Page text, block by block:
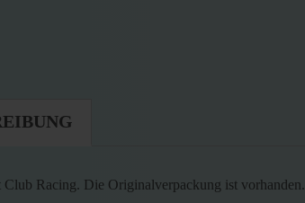
Racing. Die Originalverpackung ist vorhanden.